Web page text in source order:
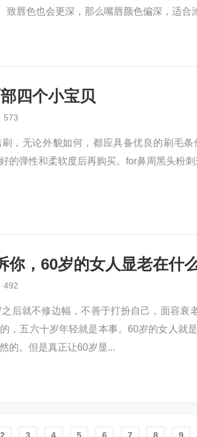
致唇色也会更深，那么嘴唇颜色偏深，适合
四个小宝贝
573
，无论外貌如何，都应具备优良的刷毛
的弹性和柔软度后再购买。for鼻周黑头粉
你，60岁的女人显老在什么
492
后就不修边幅，不善于打扮自己，面容衰
，五六十岁年轻就是本事。60岁的女人就
的。但是真正让60岁显...